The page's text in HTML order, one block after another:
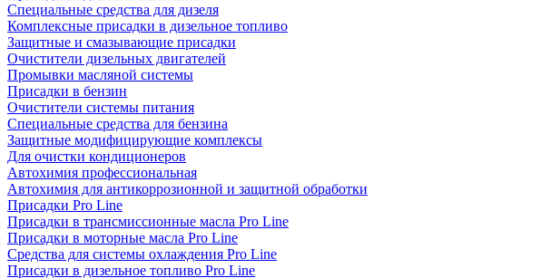
Спeциальные средства для дизеля
Комплексные присадки в дизельное топливо
Защитные и смазывающие присадки
Очистители дизельных двигателей
Промывки масляной системы
Присадки в бензин
Очистители системы питания
Специальные срeдства для бензина
Защитные модифицирующие комплексы
Для очистки кондиционеров
Автохимия профессиональная
Автохимия для антикоррозионной и защитной обработки
Присадки Pro Line
Присадки в трансмиссионные масла Pro Line
Присадки в моторные масла Pro Line
Средства для системы охлаждения Pro Line
Присадки в дизельное топливо Pro Line